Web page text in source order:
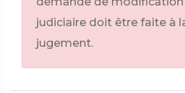
judiciaire doit être faite à
jugement.